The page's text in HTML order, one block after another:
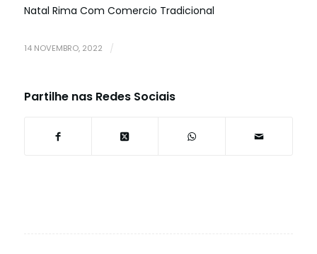
Natal Rima Com Comercio Tradicional
14 NOVEMBRO, 2022 /
Partilhe nas Redes Sociais